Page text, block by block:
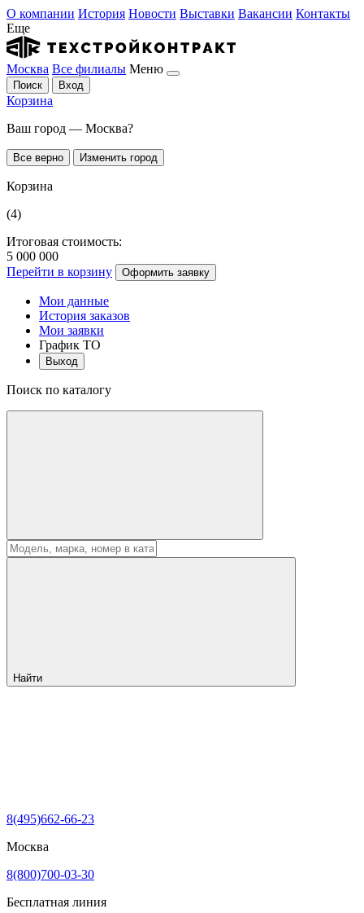
О компании История Новости Выставки Вакансии Контакты
Еще
Москва Все филиалы Меню
Поиск Вход
Корзина
Ваш город — Москва?
Все верно Изменить город
Корзина
(4)
Итоговая стоимость:
5 000 000
Перейти в корзину
Оформить заявку
Мои данные
История заказов
Мои заявки
График ТО
Выход
Поиск по каталогу
Найти
8(495)662-66-23
Москва
8(800)700-03-30
Бесплатная линия